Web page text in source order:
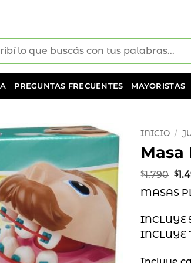
PREGUNTAS FRECUENTES MAYORISTAS
Añadir
a la
lista
de
deseos
INICIO /
$1.790 El
$
MASAS
INCLUYE
INCLUYE